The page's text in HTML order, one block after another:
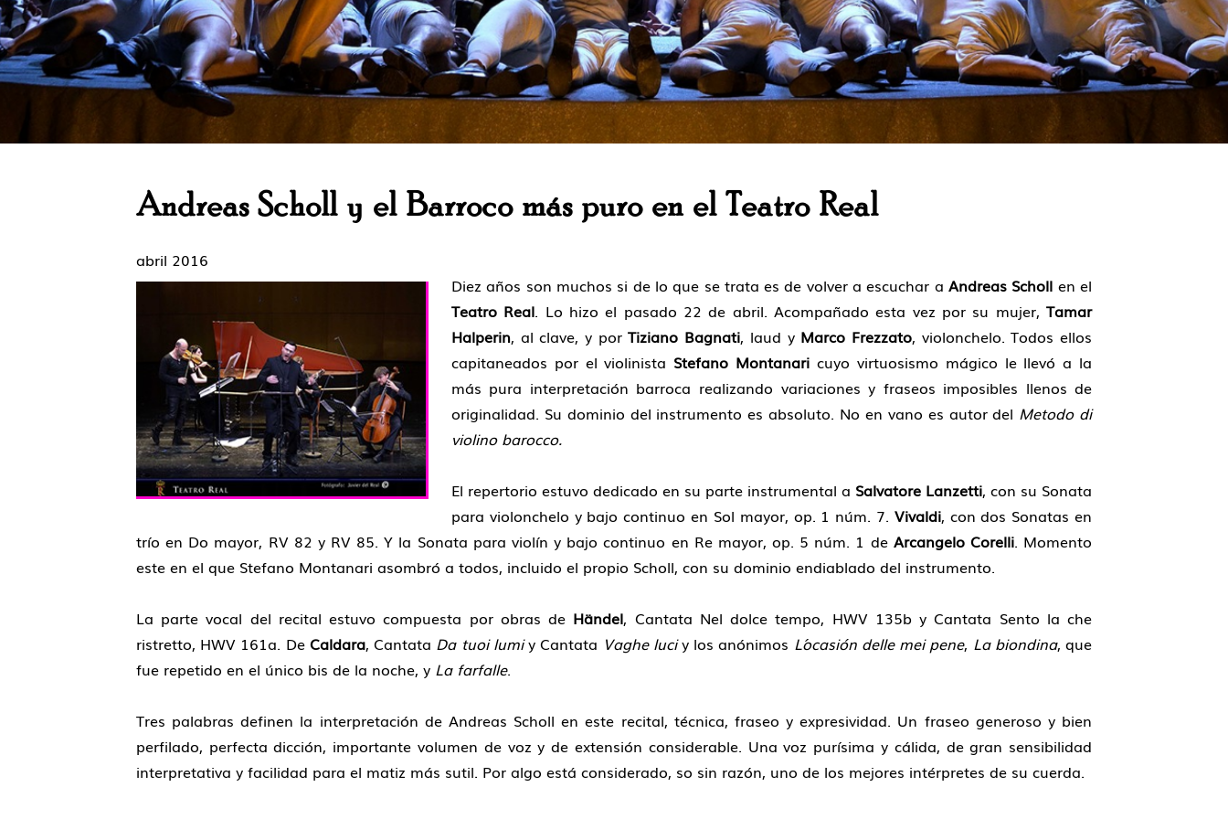
Andreas Scholl y el Barroco más puro en el Teatro Real
abril 2016
Diez años son muchos si de lo que se trata es de volver a escuchar aAndreas Scholl en el
Teatro Real. Lo hizo el pasado 22 de abril. Acompañado esta vez por su mujer,Tamar
Halperin, al clave, y porTiziano Bagnati, laud y Marco Frezzato, violonchelo. Todos ellos
capitaneados por el violinista Stefano Montanari cuyo virtuosismo mágico le llevó a la
más pura interpretación barroca realizando variaciones y fraseos imposibles llenos de
originalidad. Su dominio del instrumento es absoluto. No en vano es autor del Metodo di
violino barocco.
El repertorio estuvo dedicado en su parte instrumental a Salvatore Lanzetti, con su Sonata
para violonchelo y bajo continuo en Sol mayor, op. 1 núm. 7. Vivaldi, con dos Sonatas en
trío en Do mayor, RV 82 y RV 85. Y la Sonata para violín y bajo continuo en Re mayor, op. 5 núm. 1 de Arcangelo Corelli. Momento
este en el que Stefano Montanari asombró a todos, incluido el propio Scholl, con su dominio endiablado del instrumento.
La parte vocal del recital estuvo compuesta por obras de Händel, Cantata Nel dolce tempo, HWV 135b y Cantata Sento la che
ristretto, HWV 161a. De Caldara, Cantata Da tuoi lumiy Cantata Vaghe luciy los anónimos L´ocasión delle mei pene, La biondina, que
fue repetido en el único bis de la noche, y La farfalle.
Tres palabras definen la interpretación de Andreas Scholl en este recital, técnica, fraseo y expresividad. Un fraseo generoso y bien
perfilado, perfecta dicción, importante volumen de voz y de extensión considerable. Una voz purísima y cálida, de gran sensibilidad
interpretativa y facilidad para el matiz más sutil. Por algo está considerado, so sin razón, uno de los mejores intérpretes de su cuerda.